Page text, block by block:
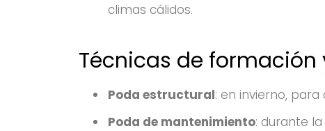
climas cálidos.
Técnicas de formación
Poda estructural: en invierno,
Poda de mantenimiento: durante